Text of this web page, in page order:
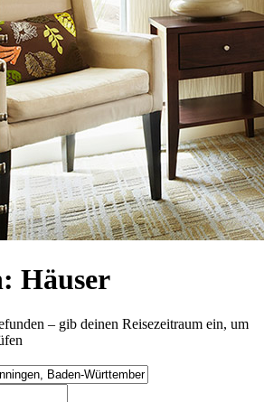
Häuser
– gib deinen Reisezeitraum ein, um